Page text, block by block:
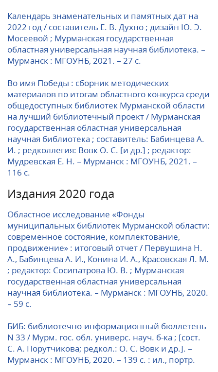
Календарь знаменательных и памятных дат на
2022 год / составитель Е. В. Духно ; дизайн Ю. Э.
Мосеевой ; Мурманская государственная
областная универсальная научная библиотека. –
Мурманск : МГОУНБ, 2021. – 27 с.
Во имя Победы : сборник методических
материалов по итогам областного конкурса среди
общедоступных библиотек Мурманской области
на лучший библиотечный проект / Мурманская
государственная областная универсальная
научная библиотека ; составитель: Бабинцева А.
И. ; редколлегия: Вовк О. С. [и др.] ; редактор:
Мудревская Е. Н. – Мурманск : МГОУНБ, 2021. –
116 с.
Издания 2020 года
Областное исследование «Фонды
муниципальных библиотек Мурманской области:
современное состояние, комплектование,
продвижение» : итоговый отчет / Первушина Н.
А., Бабинцева А. И., Конина И. А., Красовская Л. М.
; редактор: Сосипатрова Ю. В. ; Мурманская
государственная областная универсальная
научная библиотека. – Мурманск : МГОУНБ, 2020.
– 59 с.
БИБ: библиотечно-информационный бюллетень
N 33 / Мурм. гос. обл. универс. науч. б-ка ; [сост.
С. А. Порутчикова; редкол.: О. С. Вовк и др.]. –
Мурманск : МГОУНБ, 2020. – 139 с. : ил., портр.